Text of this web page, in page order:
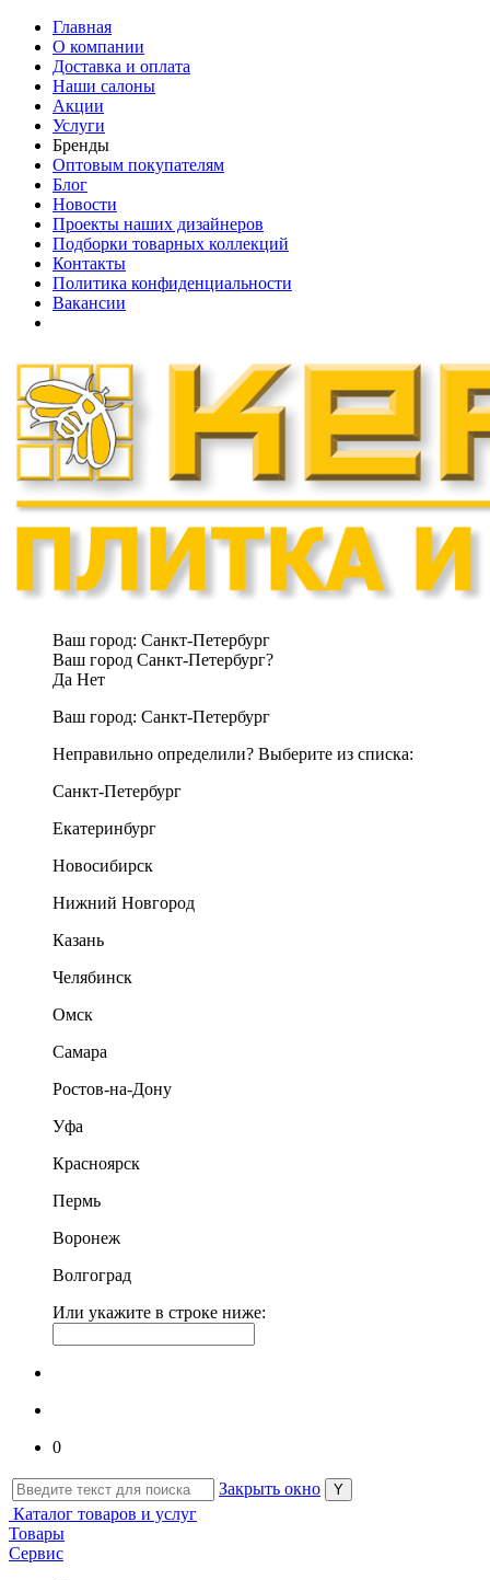
Главная
О компании
Доставка и оплата
Наши cалоны
Акции
Услуги
Бренды
Оптовым покупателям
Блог
Новости
Проекты наших дизайнеров
Подборки товарных коллекций
Контакты
Политика конфиденциальности
Вакансии
Ваш город: Санкт-Петербург
Ваш город Санкт-Петербург?
Да Нет
Ваш город: Санкт-Петербург
Неправильно определили? Выберите из списка:
Санкт-Петербург
Екатеринбург
Новосибирск
Нижний Новгород
Казань
Челябинск
Омск
Самара
Ростов-на-Дону
Уфа
Красноярск
Пермь
Воронеж
Волгоград
Или укажите в строке ниже:
0
Закрыть окно
Каталог товаров и услуг
Товары
Сервис